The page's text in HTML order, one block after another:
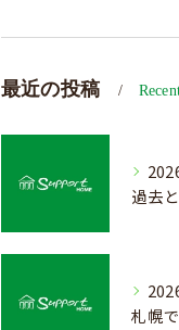
最近の投稿